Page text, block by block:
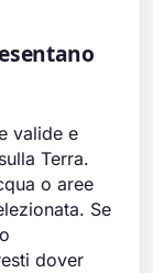
valide e
Terra.
o aree
Se
dover